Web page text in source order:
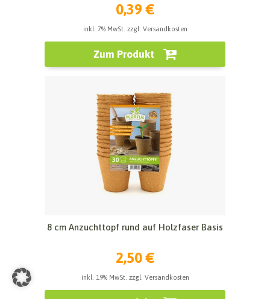
0,39 €
inkl. 7% MwSt. zzgl. Versandkosten
Zum Produkt
8 cm Anzuchttopf rund auf Holzfaser Basis
2,50 €
inkl. 19% MwSt. zzgl. Versandkosten